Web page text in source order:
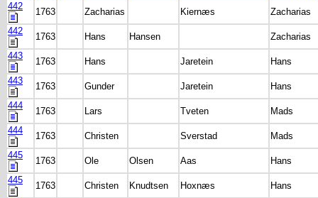
442
1763 Zacharias Kiernæs
Zacharias
442
1763 Hans Hansen
Zacharias
443
1763 Hans Jaretein
Hans
443
1763 Gunder Jaretein
Hans
444
1763 Lars Tveten
Mads
444
1763 Christen Sverstad
Mads
445
1763 Ole Olsen Aas
Hans
445
1763 Christen Knudtsen Hoxnæs
Hans